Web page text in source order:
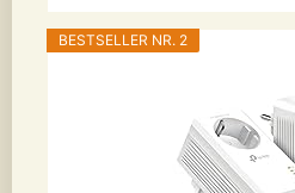
BESTSELLER NR. 2